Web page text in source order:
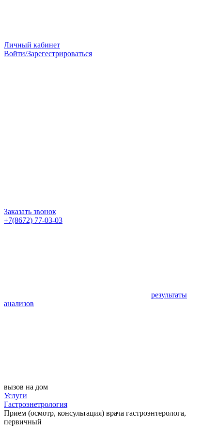
Личный кабинет
Войти/Зарегестрироваться
Заказать звонок
+7(8672) 77-03-03
результаты
анализов
вызов на дом
Услуги
Гастроэнетрология
Прием (осмотр, консультация) врача гастроэнтеролога,
первичный